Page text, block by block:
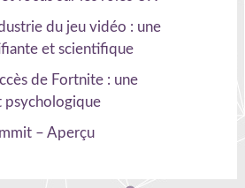
du jeu vidéo : une
et scientifique
de Fortnite : une
psychologique
– Aperçu